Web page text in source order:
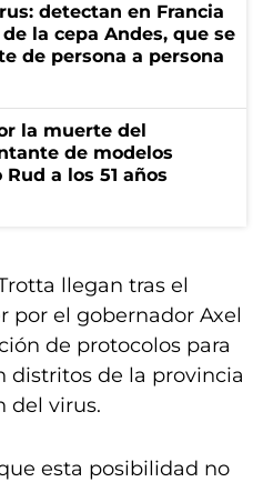
detectan en Francia
la cepa Andes, que se
de persona a persona
la muerte del
de modelos
Rud a los 51 años
llegan tras el
por el gobernador Axel
de protocolos para
distritos de la provincia
del virus.
esta posibilidad no